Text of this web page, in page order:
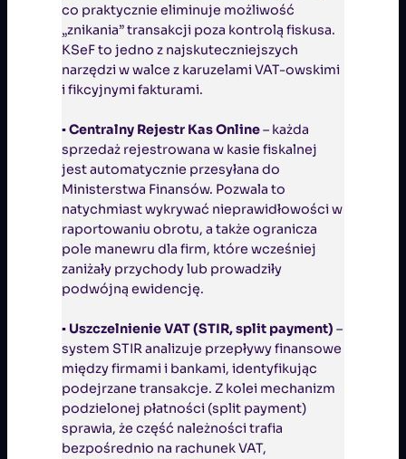
co praktycznie eliminuje możliwość
„znikania” transakcji poza kontrolą fiskusa.
KSeF to jedno z najskuteczniejszych
narzędzi w walce z karuzelami VAT-owskimi
i fikcyjnymi fakturami.
▪Centralny Rejestr Kas Online– każda
sprzedaż rejestrowana w kasie fiskalnej
jest automatycznie przesyłana do
Ministerstwa Finansów. Pozwala to
natychmiast wykrywać nieprawidłowości w
raportowaniu obrotu, a także ogranicza
pole manewru dla firm, które wcześniej
zaniżały przychody lub prowadziły
podwójną ewidencję.
▪ Uszczelnienie VAT (STIR, split payment) –
system STIR analizuje przepływy finansowe
między firmami i bankami, identyfikując
podejrzane transakcje. Z kolei mechanizm
podzielonej płatności (split payment)
sprawia, że część należności trafia
bezpośrednio na rachunek VAT,